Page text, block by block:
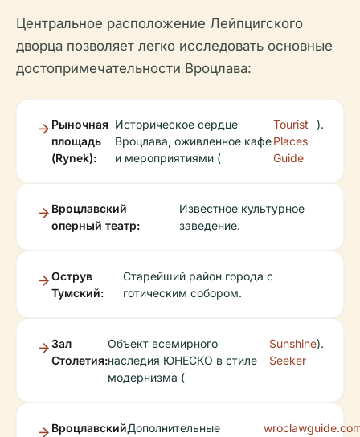
Центральное расположение Лейпцигского
дворца позволяет легко исследовать основные
достопримечательности Вроцлава:
Рыночная
площадь
(Rynek):
Историческое сердце
Вроцлава, оживленное кафе
и мероприятиями (
Tourist
Places
Guide
).
Вроцлавский
оперный театр:
Известное культурное
заведение.
Острув
Тумский:
Старейший район города с
готическим собором.
Зал
Столетия:
Объект всемирного
наследия ЮНЕСКО в стиле
модернизма (
Sunshine
Seeker
).
ВроцлавскийДополнительные